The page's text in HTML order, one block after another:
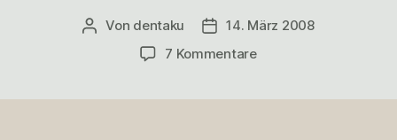
Beitragsautor
Von dentaku Veröffentlichungsdatum
14. März 2008
7 Kommentarezu